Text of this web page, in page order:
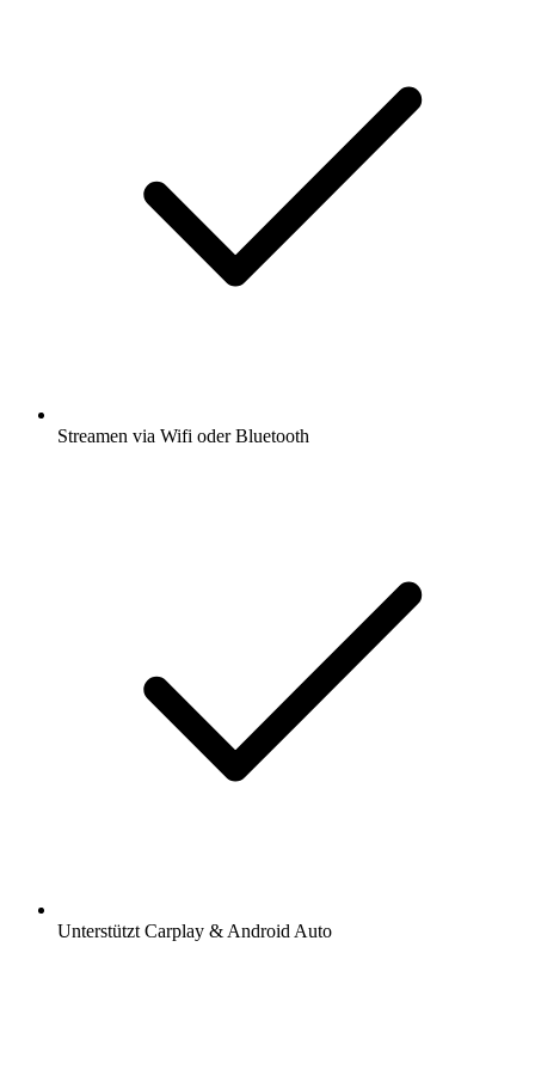
Streamen via Wifi oder Bluetooth
Unterstützt Carplay & Android Auto